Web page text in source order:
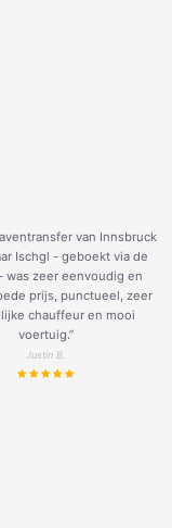
van Innsbruck
Ischgl - geboekt via de
was zeer eenvoudig en
prijs, punctueel, zeer
chauffeur en mooi
voertuig.”
Justin B.